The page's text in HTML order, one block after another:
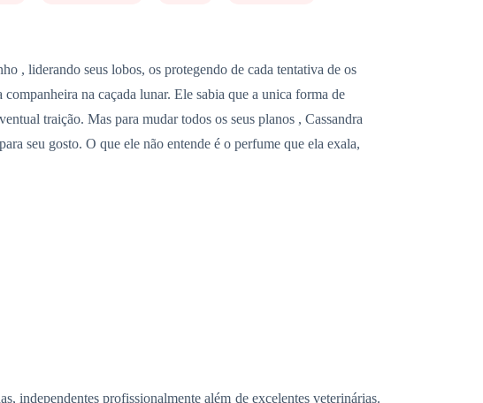
, liderando seus lobos, os protegendo de cada tentativa de os
na caçada lunar. Ele sabia que a unica forma de
traição. Mas para mudar todos os seus planos , Cassandra
seu gosto. O que ele não entende é o perfume que ela exala,
independentes profissionalmente além de excelentes veterinárias.